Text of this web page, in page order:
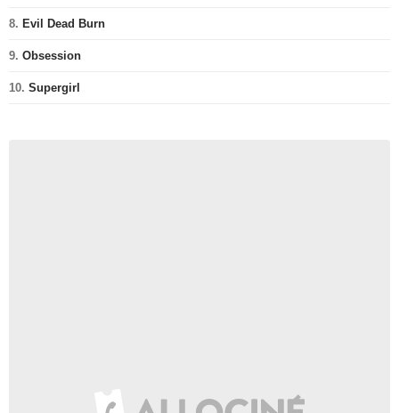
8. Evil Dead Burn
9. Obsession
10. Supergirl